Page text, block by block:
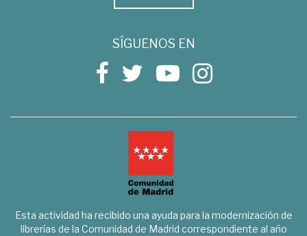
SÍGUENOS EN
Esta actividad ha recibido una ayuda para la modernización de
librerías de la Comunidad de Madrid correspondiente al año